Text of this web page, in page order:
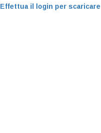
Effettua il login per scaricare